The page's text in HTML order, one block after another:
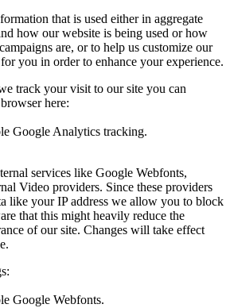
that is used either in aggregate
how our website is being used or how
are, or to help us customize our
you in order to enhance your experience.
track your visit to our site you can
here:
Google Analytics tracking.
services like Google Webfonts,
Video providers. Since these providers
like your IP address we allow you to block
that this might heavily reduce the
of our site. Changes will take effect
Google Webfonts.